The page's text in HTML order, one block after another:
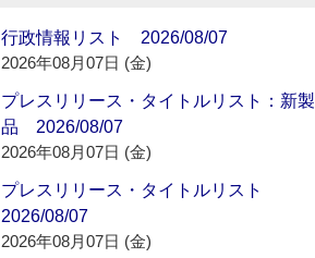
行政情報リスト 2026/08/07
2026年08月07日 (金)
プレスリリース・タイトルリスト：新製
品 2026/08/07
2026年08月07日 (金)
プレスリリース・タイトルリスト
2026/08/07
2026年08月07日 (金)